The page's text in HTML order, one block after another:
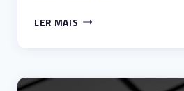
LER MAIS PONTOS
SOLUÇÃO